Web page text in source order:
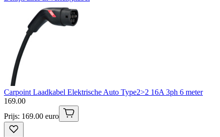
Carpoint Laadkabel Elektrische Auto Type2>2 16A 3ph 6 meter
169.00
Prijs: 169.00 euro